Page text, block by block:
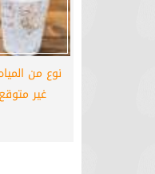
نوع من
غير